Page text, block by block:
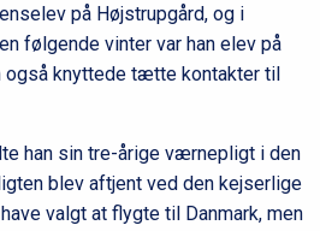
på Højstrupgård, og i
følgende vinter var han elev på
også knyttede tætte kontakter til
han sin tre-årige værnepligt i den
blev aftjent ved den kejserlige
valgt at flygte til Danmark, men